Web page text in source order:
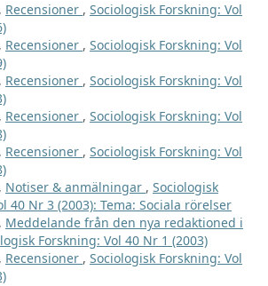
Recensioner , Sociologisk Forskning: Vol
Recensioner , Sociologisk Forskning: Vol
Recensioner , Sociologisk Forskning: Vol
Recensioner , Sociologisk Forskning: Vol
Recensioner , Sociologisk Forskning: Vol
Notiser & anmälningar , Sociologisk
40 Nr 3 (2003): Tema: Sociala rörelser
Meddelande från den nya redaktioned i
Forskning: Vol 40 Nr 1 (2003)
Recensioner , Sociologisk Forskning: Vol